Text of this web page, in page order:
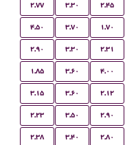
۲.۷۷ ۳.۳۰ ۲.۴۵
۴.۵۰ ۳.۷۰ ۱.۷۰
۲.۹۰ ۳.۳۰ ۲.۳۱
۱.۸۵ ۳.۶۰ ۴.۰۰
۳.۱۵ ۳.۶۰ ۲.۱۲
۲.۲۳ ۳.۵۰ ۲.۹۰
۲.۳۸ ۳.۴۰ ۲.۸۰